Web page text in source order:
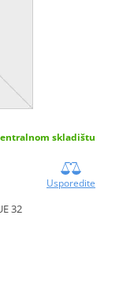
skladištu
Usporedite
32